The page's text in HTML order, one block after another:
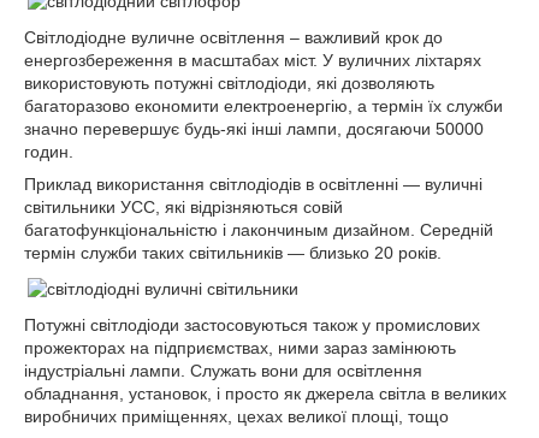
Світлодіодне вуличне освітлення – важливий крок до
енергозбереження в масштабах міст. У вуличних ліхтарях
використовують потужні світлодіоди, які дозволяють
багаторазово економити електроенергію, а термін їх служби
значно перевершує будь-які інші лампи, досягаючи 50000
годин.
Приклад використання світлодіодів в освітленні ― вуличні
світильники УСС, які відрізняються совій
багатофункціональністю і лакончиным дизайном. Середній
термін служби таких світильників ― близько 20 років.
Потужні світлодіоди застосовуються також у промислових
прожекторах на підприємствах, ними зараз замінюють
індустріальні лампи. Служать вони для освітлення
обладнання, установок, і просто як джерела світла в великих
виробничих приміщеннях, цехах великої площі, тощо